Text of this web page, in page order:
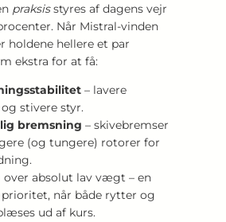
praksisstyres af dagens vejr
Når Mistral-vinden
holdene hellere et par
ekstra for at få:
– lavere
stivere styr.
bremsning – skivebremser
(og tungere) rotorer for
over absolut lav vægt – en
når både rytter og
ud af kurs.